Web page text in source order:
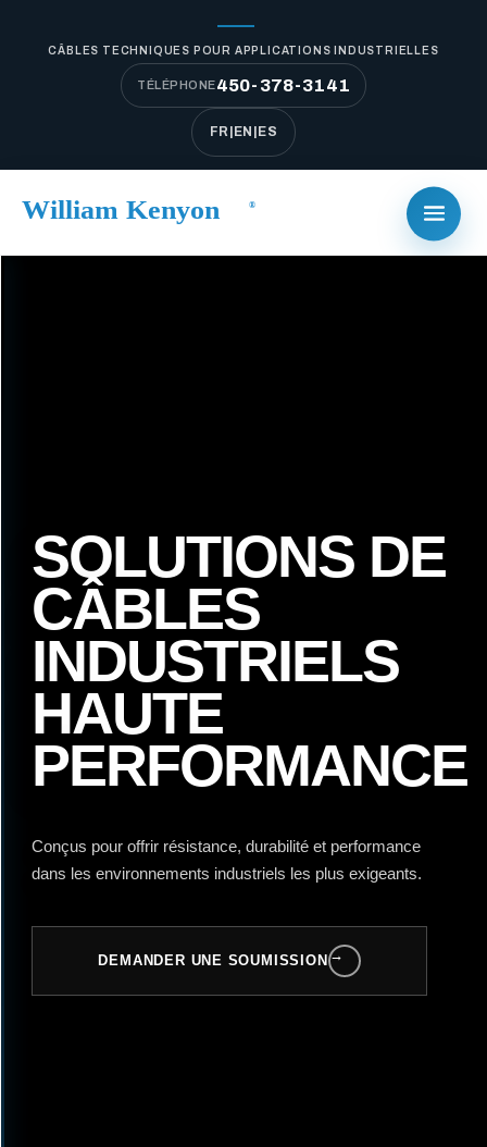
CÂBLES TECHNIQUES POUR APPLICATIONS INDUSTRIELLES
TÉLÉPHONE450-378-3141
FR EN ES
SOLUTIONS DE
CÂBLES
INDUSTRIELS
HAUTE
PERFORMANCE
Conçus pour offrir résistance, durabilité et performance
dans les environnements industriels les plus exigeants.
DEMANDER UNE SOUMISSION →